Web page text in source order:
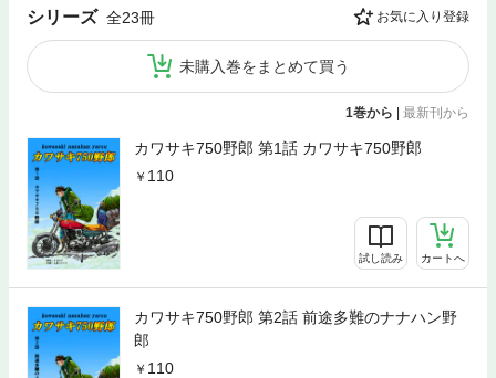
シリーズ 全23冊 お気に入り登録
未購入巻をまとめて買う
1巻から | 最新刊から
カワサキ750野郎 第1話 カワサキ750野郎
110
試し読み カートへ
カワサキ750野郎 第2話 前途多難のナナハン野
郎
110